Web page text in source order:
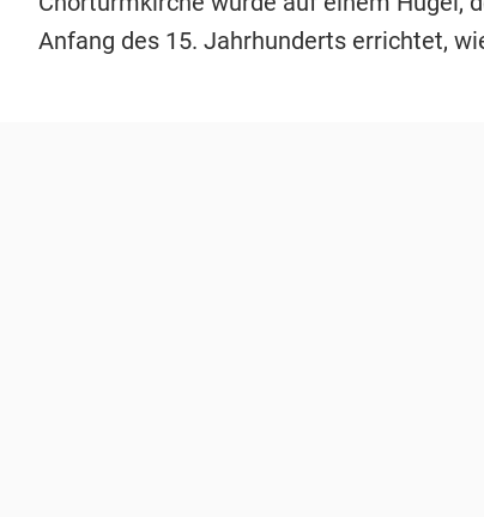
Anfang des 15. Jahrhunderts errichtet,